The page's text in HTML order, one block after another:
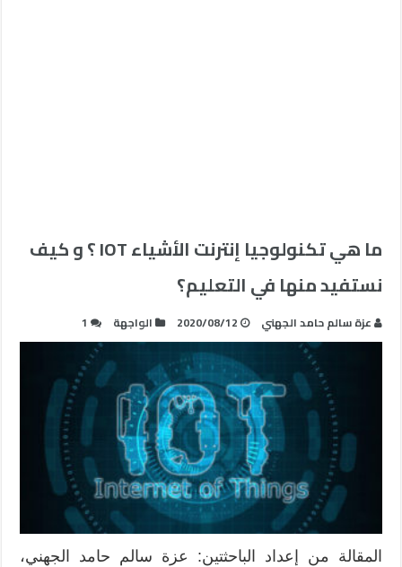
ما هي تكنولوجيا إنترنت الأشياء IOT ؟ و كيف
نستفيد منها في التعليم؟
عزة سالم حامد الجهني 2020/08/12 الواجهة 1
المقالة من إعداد الباحثتين: عزة سالم حامد الجهني،